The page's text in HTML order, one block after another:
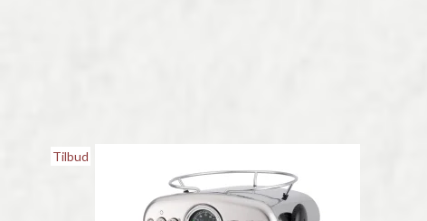
Tilbud